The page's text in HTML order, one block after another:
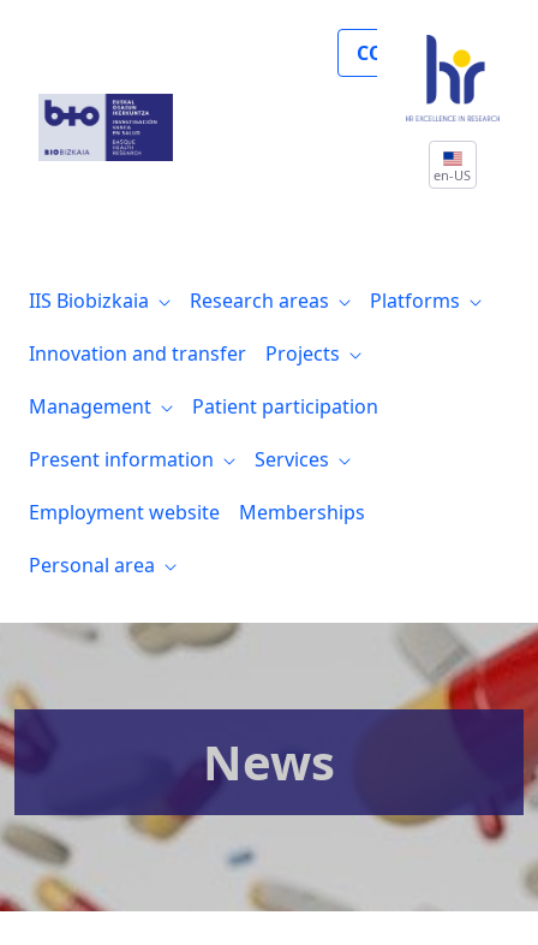
COLLABORATE
en-US
IIS Biobizkaia Research areas
Platforms
Innovation and transfer
Projects
Management
Patient participation
Present information
Services
Employment website
Memberships
Personal area
News